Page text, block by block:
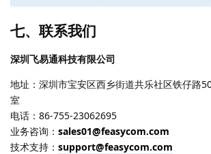
七、联系我们
深圳飞易通科技有限公司
地址：深圳市宝安区西乡街道共乐社区铁仔路
室
电话：86-755-23062695
业务咨询： sales01@feasycom.com
技术支持： support@feasycom.com